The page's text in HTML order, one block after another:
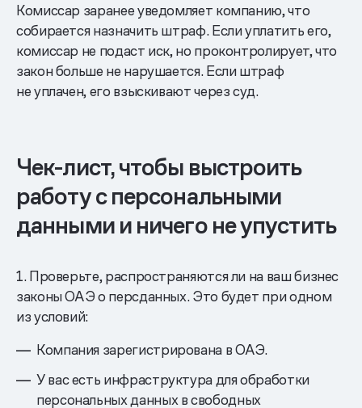
Комиссар заранее уведомляет компанию, что
собирается назначить штраф. Если уплатить его,
комиссар не подаст иск, но проконтролирует, что
закон больше не нарушается. Если штраф
не уплачен, его взыскивают через суд.
Чек-лист, чтобы выстроить
работу с персональными
данными и ничего не упустить
1. Проверьте, распространяются ли на ваш бизнес
законы ОАЭ о персданных. Это будет при одном
из условий:
Компания зарегистрирована в ОАЭ.
У вас есть инфраструктура для обработки
персональных данных в свободных